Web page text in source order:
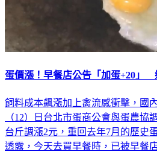
蛋價漲！早餐店公告「加蛋+20」
飼料成本飆漲加上禽流感衝擊，國
（12）日台北市蛋商公會與蛋農協
台斤調漲2元，重回去年7月的歷史
透露，今天去買早餐時，已被早餐